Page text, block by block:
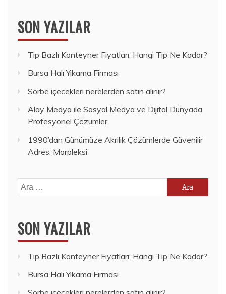
SON YAZILAR
Tip Bazlı Konteyner Fiyatları: Hangi Tip Ne Kadar?
Bursa Halı Yıkama Firması
Sorbe içecekleri nerelerden satın alınır?
Alay Medya ile Sosyal Medya ve Dijital Dünyada
Profesyonel Çözümler
1990’dan Günümüze Akrilik Çözümlerde Güvenilir
Adres: Morpleksi
Arama:
SON YAZILAR
Tip Bazlı Konteyner Fiyatları: Hangi Tip Ne Kadar?
Bursa Halı Yıkama Firması